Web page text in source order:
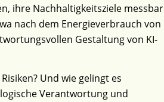
ihre Nachhaltigkeitsziele messbar
nach dem Energieverbrauch von
Gestaltung von KI-
Und wie gelingt es
Verantwortung und